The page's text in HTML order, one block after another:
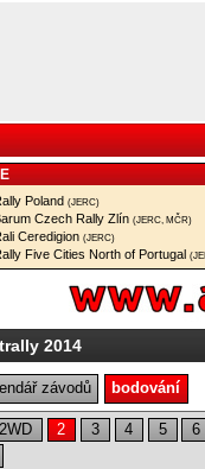
Poland (JERC)
Czech Rally Zlín (JERC, MČR)
Ceredigion (JERC)
Five Cities North of Portugal
2014
závodů bodování
2WD 2 3 4 5
6